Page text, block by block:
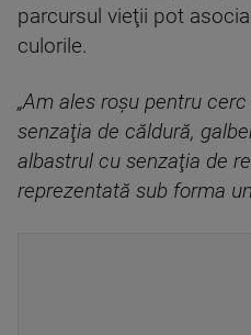
parcursul vieţii pot
culorile.
„Am ales roşu pentru
senzaţia de căldură,
albastrul cu senzaţia de
reprezentată sub forma